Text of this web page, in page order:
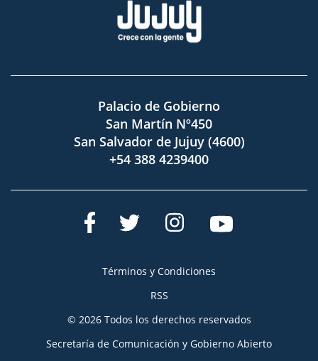
Palacio de Gobierno
San Martín Nº450
San Salvador de Jujuy (4600)
+54 388 4239400
Términos y Condiciones
RSS
© 2026 Todos los derechos reservados
Secretaría de Comunicación y Gobierno Abierto